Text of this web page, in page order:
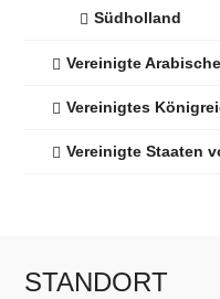
Südholland
Vereinigte
Vereinigtes
Vereinigte Staaten
STANDORT